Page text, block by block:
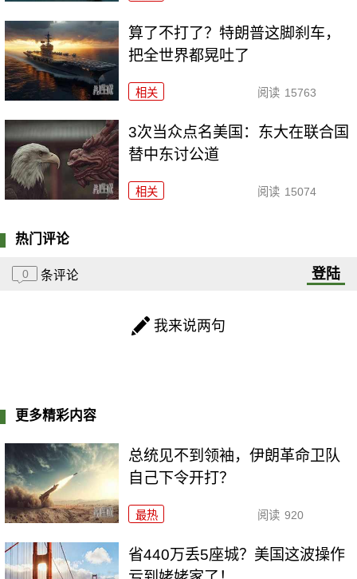
算了不打了？特朗普这脚刹车，
把全世界都晃吐了
相关 阅读 15763
3次当众点名美国：东大在联合国
替中东讨公道
相关 阅读 15074
热门评论
0 条评论 登陆
我来说两句
更多精彩内容
总统见不到领袖，伊朗革命卫队
自己下令开打？
最热 阅读 920
省440万丢5座城？美国这波操作